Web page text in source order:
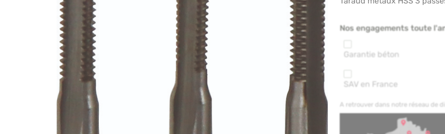
Nos engagements toute
Garantie béton
SAV en France
A retrouver dans notre réseau de